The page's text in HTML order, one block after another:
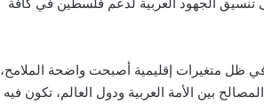
تنسيق الجهود العربية لدعم فلسطين في كافة
في ظل متغيرات إقليمية أصبحت واضحة الملامح،
بين الأمة العربية ودول العالم، تكون فيه